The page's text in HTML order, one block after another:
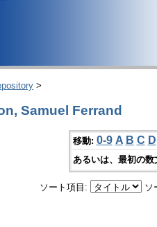
>
Samuel Ferrand
移動: 0-9 A B C D
あるいは、最初の
ソート項目: ソ